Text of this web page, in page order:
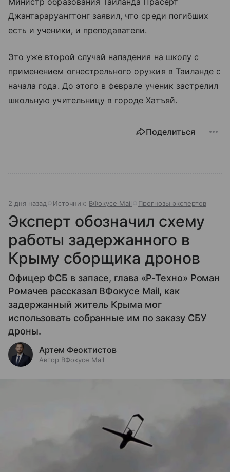
Джантараруангтонг заявил, что среди погибших
есть и ученики, и преподаватели.
Это уже второй случай нападения на школу с
применением огнестрельного оружия в Таиланде с
начала года. До этого в феврале ученик застрелил
школьную учительницу в городе Хатъяй.
Поделиться
2 дня назад Источник: ВФокусе Mail Прогнозы экспертов
Эксперт обозначил схему
работы задержанного в
Крыму сборщика дронов
Офицер ФСБ в запасе, глава «Р-Техно» Роман
Ромачев рассказал ВФокусе Mail, как
задержанный житель Крыма мог
использовать собранные им по заказу СБУ
дроны.
Артем Феоктистов
Автор ВФокусе Mail